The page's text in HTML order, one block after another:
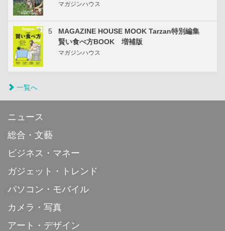
マガジンハウス
5
MAGAZINE HOUSE MOOK Tarzan特別編集
賢い食べ方BOOK 増補版
マガジンハウス
一覧へ
ニュース
総合・文藝
ビジネス・マネー
ガジェット・トレンド
パソコン・モバイル
カメラ・写真
アート・デザイン